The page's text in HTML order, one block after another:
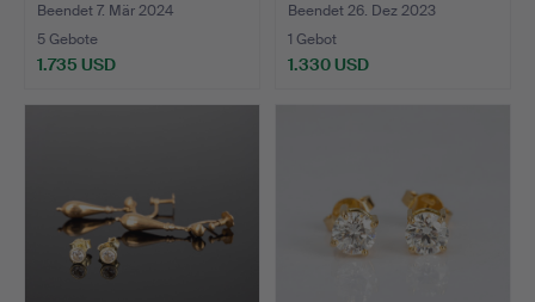
Beendet 7. Mär 2024
5 Gebote
1.735 USD
Beendet 26. Dez 2023
1 Gebot
1.330 USD